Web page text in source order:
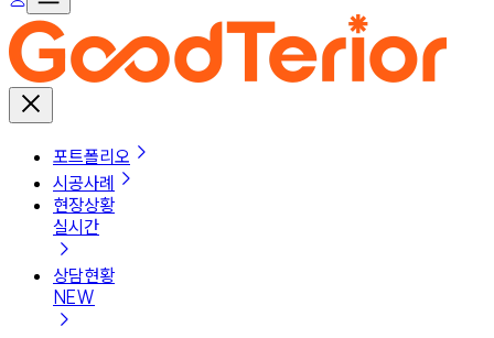
포트폴리오
시공사례
현장상황
실시간
상담현황
NEW